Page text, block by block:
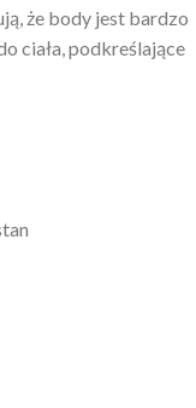
że body jest bardzo
ciała, podkreślające